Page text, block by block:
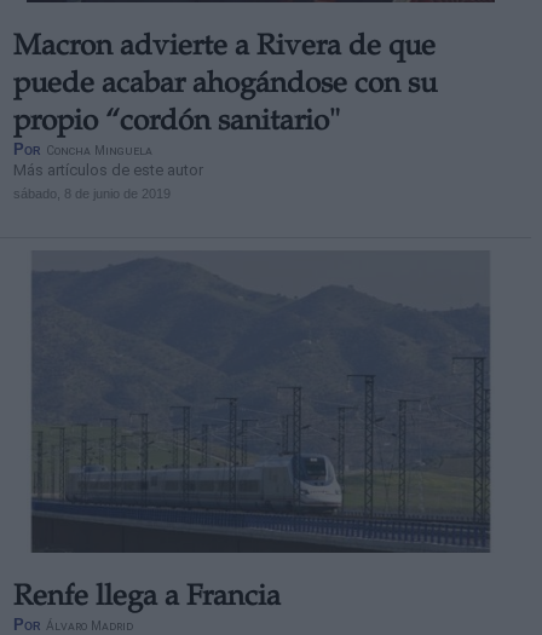
Macron advierte a Rivera de que
puede acabar ahogándose con su
propio “cordón sanitario"
Por Concha Minguela
Más artículos de este autor
sábado, 8 de junio de 2019
Renfe llega a Francia
Por Álvaro Madrid